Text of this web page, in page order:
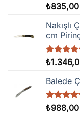
5
oy
aldı
₺835,00
Nakışlı
cm
5
aldı
₺
Balede
5
oy
₺988,00